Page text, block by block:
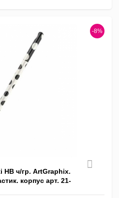
-8%
ч/гр. ArtGraphix.
корпус арт. 21-